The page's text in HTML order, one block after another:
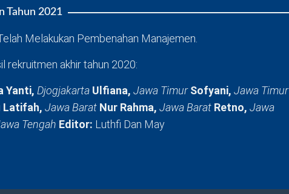
Tahun 2021
Melakukan Pembenahan Manajemen.
rekruitmen akhir tahun 2020:
Yanti, Djogjakarta Ulfiana, Jawa TimurSofyani, Jawa Timur
Latifah, Jawa Barat Nur Rahma, Jawa Barat Retno, Jawa
Tengah Editor: Luthfi Dan May